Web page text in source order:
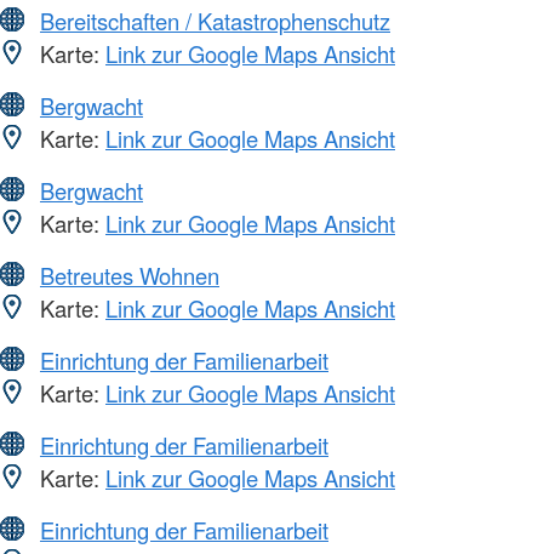
Bereitschaften / Katastrophenschutz
Karte: Link zur Google Maps Ansicht
Bergwacht
Karte: Link zur Google Maps Ansicht
Bergwacht
Karte: Link zur Google Maps Ansicht
Betreutes Wohnen
Karte: Link zur Google Maps Ansicht
Einrichtung der Familienarbeit
Karte: Link zur Google Maps Ansicht
Einrichtung der Familienarbeit
Karte: Link zur Google Maps Ansicht
Einrichtung der Familienarbeit